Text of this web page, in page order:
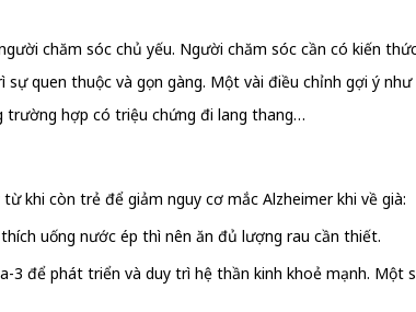
chăm sóc chủ yếu. Người chăm sóc cần có kiến
quen thuộc và gọn gàng. Một vài điều chỉnh gợi ý
trường hợp có triệu chứng đi lang thang…
khi còn trẻ để giảm nguy cơ mắc Alzheimer khi về già:
uống nước ép thì nên ăn đủ lượng rau cần thiết.
3 để phát triển và duy trì hệ thần kinh khoẻ mạnh.